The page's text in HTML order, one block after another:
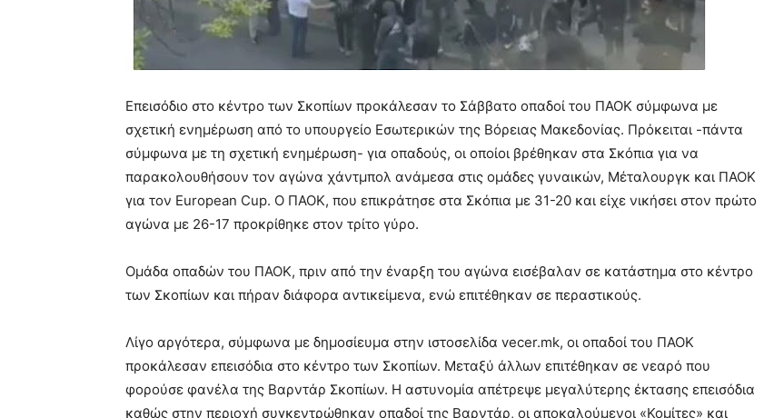
Επεισόδιο στο κέντρο των Σκοπίων προκάλεσαν το Σάββατο οπαδοί του ΠΑΟΚ σύμφωνα με
σχετική ενημέρωση από το υπουργείο Εσωτερικών της Βόρειας Μακεδονίας. Πρόκειται -πάντα
σύμφωνα με τη σχετική ενημέρωση- για οπαδούς, οι οποίοι βρέθηκαν στα Σκόπια για να
παρακολουθήσουν τον αγώνα χάντμπολ ανάμεσα στις ομάδες γυναικών, Μέταλουργκ και ΠΑΟΚ
για τον European Cup. Ο ΠΑΟΚ, που επικράτησε στα Σκόπια με 31-20 και είχε νικήσει στον πρώτο
αγώνα με 26-17 προκρίθηκε στον τρίτο γύρο.
Ομάδα οπαδών του ΠΑΟΚ, πριν από την έναρξη του αγώνα εισέβαλαν σε κατάστημα στο κέντρο
των Σκοπίων και πήραν διάφορα αντικείμενα, ενώ επιτέθηκαν σε περαστικούς.
Λίγο αργότερα, σύμφωνα με δημοσίευμα στην ιστοσελίδα vecer.mk, οι οπαδοί του ΠΑΟΚ
προκάλεσαν επεισόδια στο κέντρο των Σκοπίων. Μεταξύ άλλων επιτέθηκαν σε νεαρό που
φορούσε φανέλα της Βαρντάρ Σκοπίων. Η αστυνομία απέτρεψε μεγαλύτερης έκτασης επεισόδια
καθώς στην περιοχή συγκεντρώθηκαν οπαδοί της Βαρντάρ, οι αποκαλούμενοι «Κομίτες» και